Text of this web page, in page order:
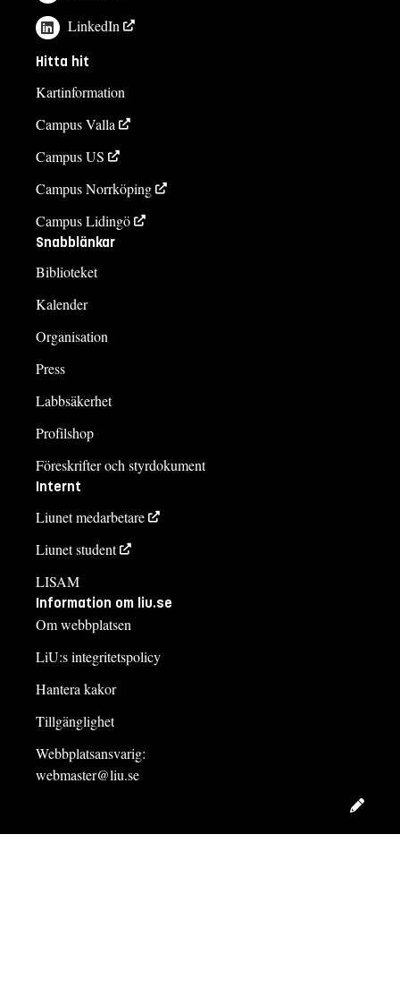
LinkedIn
Hitta hit
Kartinformation
Campus Valla
Campus US
Campus Norrköping
Campus Lidingö
Snabblänkar
Biblioteket
Kalender
Organisation
Press
Labbsäkerhet
Profilshop
Föreskrifter och styrdokument
Internt
Liunet medarbetare
Liunet student
LISAM
Information om liu.se
Om webbplatsen
LiU:s integritetspolicy
Hantera kakor
Tillgänglighet
Webbplatsansvarig:
webmaster@liu.se